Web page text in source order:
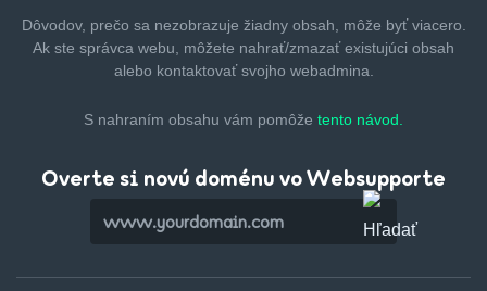
Dôvodov, prečo sa nezobrazuje žiadny obsah, môže byťviacero.
Ak ste správca webu, môžete nahrať/zmazaťexistujúci obsah
alebo kontaktovať svojho webadmina.
S nahraním obsahu vám pomôže tento návod.
Overte si novú doménu vo Websupporte